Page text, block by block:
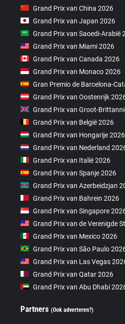
Grand Prix van China 2026
Grand Prix van Japan 2026
Grand Prix van Saoedi-Arabië
Grand Prix van Miami 2026
Grand Prix van Canada 2026
Grand Prix van Monaco 2026
Gran Premio de Barcelona-
Grand Prix van Oostenrijk
Grand Prix van Groot-
Grand Prix van België 2026
Grand Prix van Hongarije 2026
Grand Prix van Nederland
Grand Prix van Italië 2026
Grand Prix van Spanje 2026
Grand Prix van Azerbeidzjan
Grand Prix van Bahrein 2026
Grand Prix van Singapore
Grand Prix van de Verenigde
Grand Prix van Mexico 2026
Grand Prix van São Paulo
Grand Prix van Las Vegas
Grand Prix van Qatar 2026
Grand Prix van Abu Dhabi
Partners(Ook adverteren?)